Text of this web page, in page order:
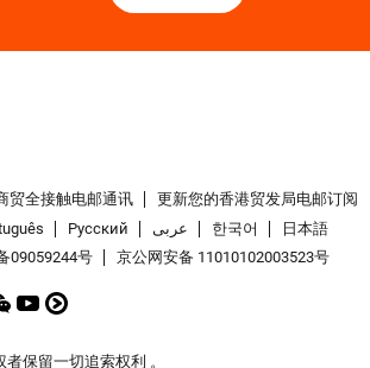
贸全接触电邮通讯
更新您的香港贸发局电邮订阅
Pусский عربى 한국어
日本語
09059244号 京公网安备 11010102003523号
保留一切追索权利 。